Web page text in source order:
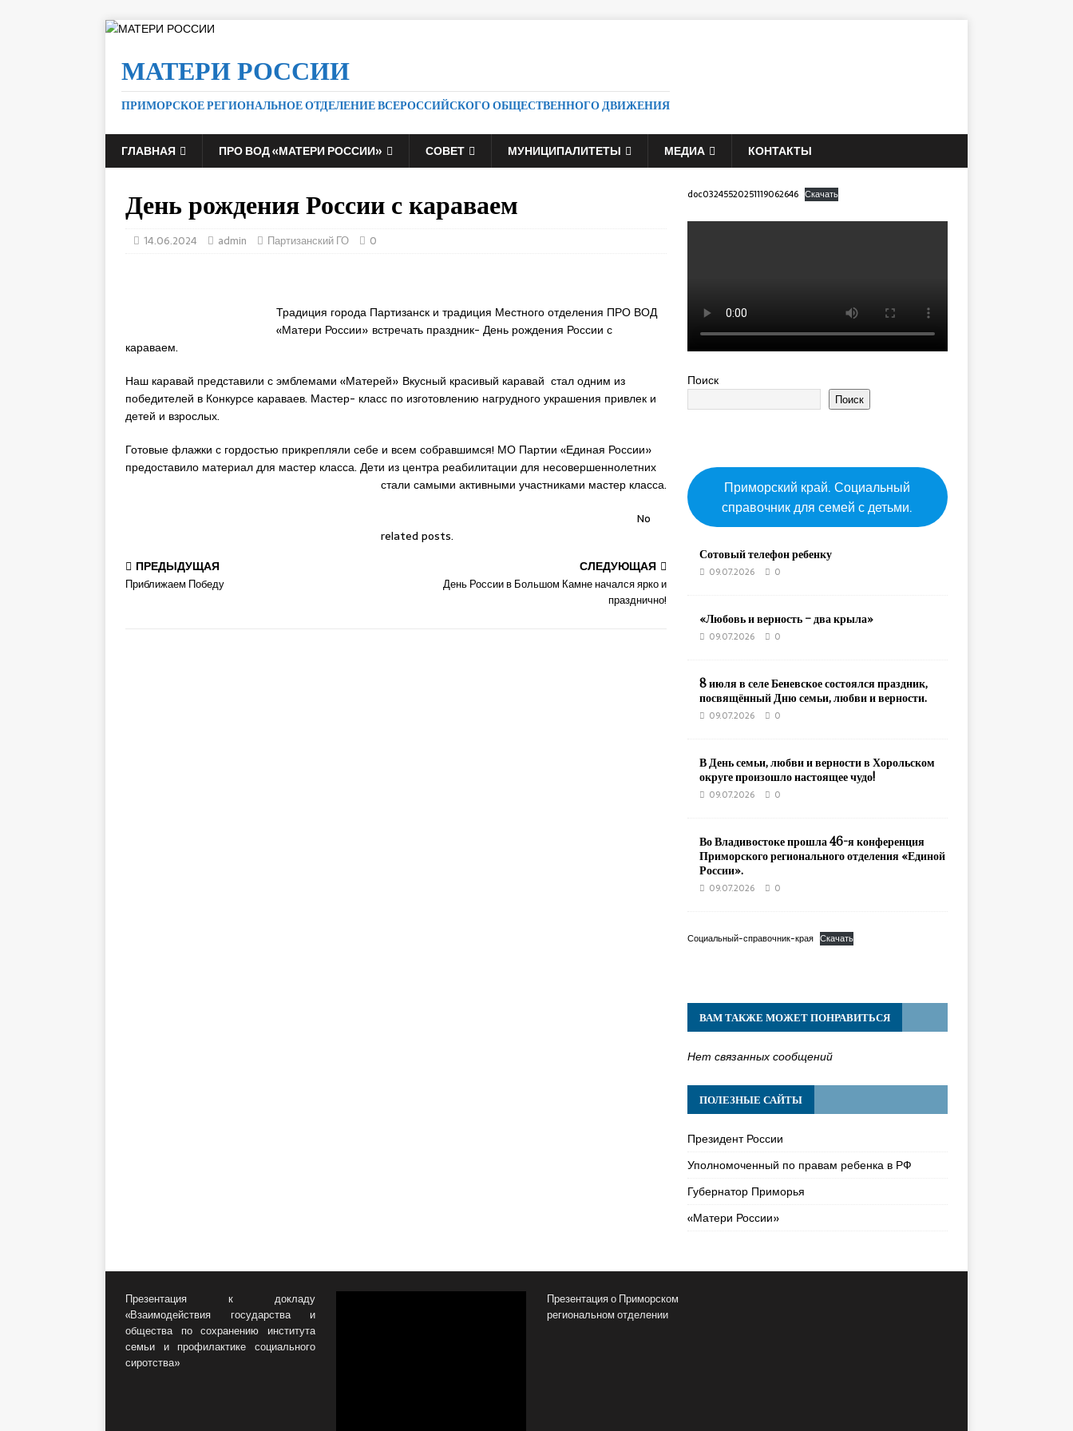
МАТЕРИ РОССИИ
ПРИМОРСКОЕ РЕГИОНАЛЬНОЕ ОТДЕЛЕНИЕ ВСЕРОССИЙСКОГО ОБЩЕСТВЕННОГО ДВИЖЕНИЯ
ГЛАВНАЯ ПРО ВОД «МАТЕРИ РОССИИ» СОВЕТ МУНИЦИПАЛИТЕТЫ МЕДИА КОНТАКТЫ
День рождения России с караваем
14.06.2024 admin Партизанский ГО 0
Традиция города Партизанск и традиция Местного отделения ПРО ВОД
«Матери России» встречать праздник- День рождения России с
караваем.
Наш каравай представили с эмблемами «Матерей» Вкусный красивый каравай стал одним из
победителей в Конкурсе караваев. Мастер- класс по изготовлению нагрудного украшения привлек и
детей и взрослых.
Готовые флажки с гордостью прикрепляли себе и всем собравшимся! МО Партии «Единая России»
предоставило материал для мастер класса. Дети из центра реабилитации для несовершеннолетних
стали самыми активными участниками мастер класса.
No
related posts.
ПРЕДЫДУЩАЯ
Приближаем Победу
СЛЕДУЮЩАЯ
День России в Большом Камне начался ярко и
празднично!
doc03245520251119062646 Скачать
Поиск
Поиск
Приморский край. Социальный
справочник для семей с детьми.
Сотовый телефон ребенку
09.07.2026 0
«Любовь и верность – два крыла»
09.07.2026 0
8 июля в селе Беневское состоялся праздник,
посвящённый Дню семьи, любви и верности.
09.07.2026 0
В День семьи, любви и верности в Хорольском
округе произошло настоящее чудо!
09.07.2026 0
Во Владивостоке прошла 46-я конференция
Приморского регионального отделения «Единой
России».
09.07.2026 0
Социальный-справочник-края Скачать
ВАМ ТАКЖЕ МОЖЕТ ПОНРАВИТЬСЯ
Нет связанных сообщений
ПОЛЕЗНЫЕ САЙТЫ
Президент России
Уполномоченный по правам ребенка в РФ
Губернатор Приморья
«Матери России»
Презентация к докладу
«Взаимодействия государства и
общества по сохранению института
семьи и профилактике социального
сиротства»
Презентация о Приморском
региональном отделении